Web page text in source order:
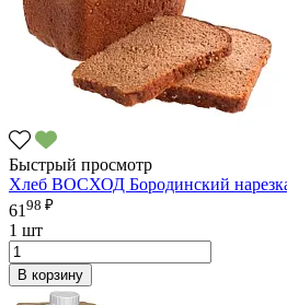
Быстрый просмотр
Хлеб ВОСХОД Бородинский
61 98 ₽
1 шт
В корзину